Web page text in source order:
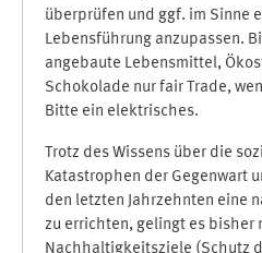
überprüfen und ggf. im Sinne
Lebensführung anzupassen.
angebaute Lebensmittel,
Schokolade nur fair Trade,
Bitte ein elektrisches.
Trotz des Wissens über die
Katastrophen der Gegenwart
den letzten Jahrzehnten eine
zu errichten, gelingt es bisher
Nachhaltigkeitsziele (Schutz